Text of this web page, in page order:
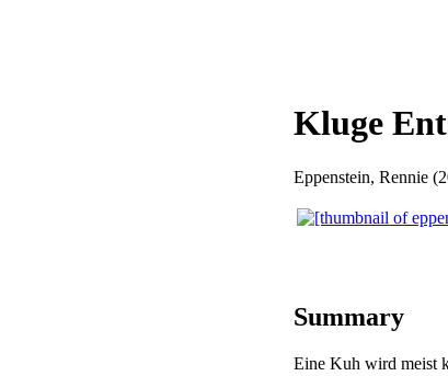
Kluge
Eppenstein, Rennie
Summary
Eine Kuh wird meist